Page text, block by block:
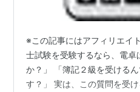
※この記事にはアフィリエイ
士試験を受験するなら、電卓
か？」 「簿記２級を受ける
す？」 実は、この質問を受